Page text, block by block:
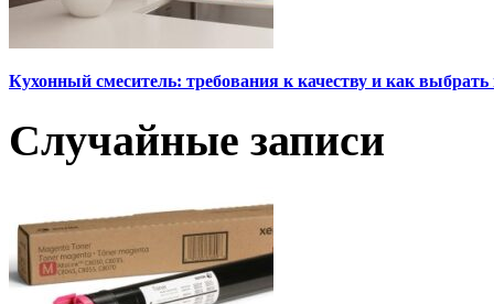
Кухонный смеситель: требования к качеству и как
Случайные записи